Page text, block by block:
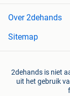
Over 2dehands
Sitemap
2dehands is niet
uit het gebruik